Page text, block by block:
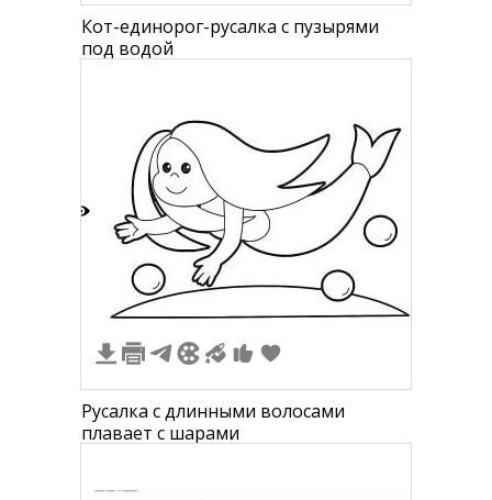
Кот-единорог-русалка с пузырями
под водой
Русалка с длинными волосами
плавает с шарами